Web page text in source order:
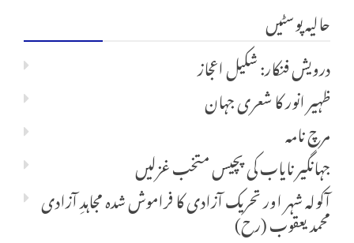
برائے:
حالیہ پوسٹیں
درویش فنکار: شکیل اعجاز
ظہیر انور کا شعری جہان
مرچ نامہ
جہانگیر نایاب کی پچیس متخب غزلیں
آکولہ شہر اور تحریک آزادی کا فراموش شدہ مجاہدِ آزادی
محمد یعقوب (رح)